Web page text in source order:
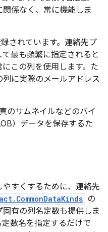
係なく、常に機能しま
されています。連絡先プ
最も頻繁に指定されると
この列を使用します。た
に実際のメールアドレス
のサムネイルなどのバイ
）データを保存するた
すくするために、連絡先
の
有の列名定数も提供しま
数名を指定するだけで